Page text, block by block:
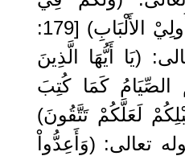
الْقِصَاصِ حَيَاةٌ يَاْ أُولِيْ الأَلْبَابِ) [179:
(يَا أَيُّهَا الَّذِينَ
الصِّيَامُ كَمَا كُتِبَ
لَعَلَّكُمْ تَتَّقُونَ)
تعالى: (وَأَعِدُّواْ